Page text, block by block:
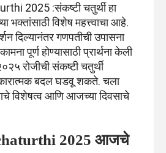
2025 :संकष्टी चतुर्थी हा
भक्तांसाठी विशेष महत्त्वाचा आहे.
दिल्यानंतर गणपतीची उपासना
पूर्ण होण्यासाठी प्रार्थना केली
रोजीची संकष्टी चतुर्थी
बदल घडवू शकते. चला
विशेषत्व आणि आजच्या दिवसाचे
2025 आजचे